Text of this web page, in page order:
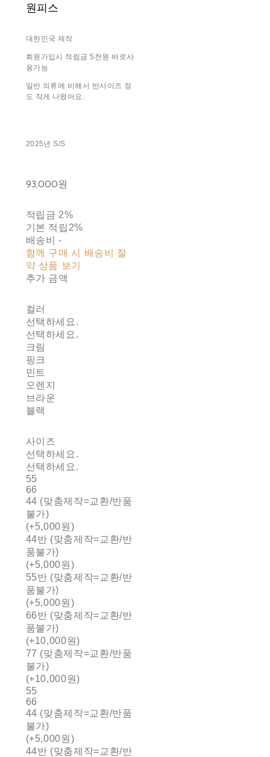
원피스
대한민국 제작
회원가입시 적립금 5천원 바로사
용가능
일반 의류에 비해서 반사이즈 정
도 작게 나왔어요.
2025년 S/S
93,000원
적립금 2%
기본 적립 2%
배송비-
함께 구매 시 배송비 절
약 상품 보기
추가 금액
컬러
선택하세요.
선택하세요.
크림
핑크
민트
오렌지
브라운
블랙
사이즈
선택하세요.
선택하세요.
55
66
44 (맞춤제작=교환/반품
불가)
(+5,000원)
44반 (맞춤제작=교환/반
품불가)
(+5,000원)
55반 (맞춤제작=교환/반
품불가)
(+5,000원)
66반 (맞춤제작=교환/반
품불가)
(+10,000원)
77 (맞춤제작=교환/반품
불가)
(+10,000원)
55
66
44 (맞춤제작=교환/반품
불가)
(+5,000원)
44반 (맞춤제작=교환/반